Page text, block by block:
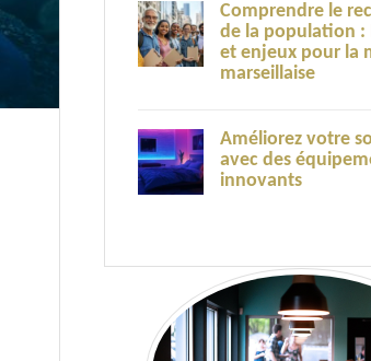
Comprendre le
de la population :
et enjeux pour la
marseillaise
Améliorez votre
avec des
innovants